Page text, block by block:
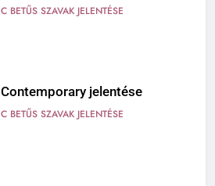
C BETŰS SZAVAK JELENTÉSE
Contemporary jelentése
C BETŰS SZAVAK JELENTÉSE